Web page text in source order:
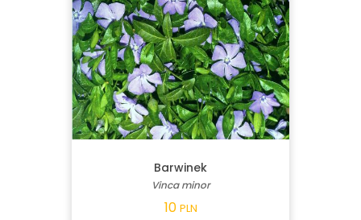
Barwinek
Vinca minor
10 PLN